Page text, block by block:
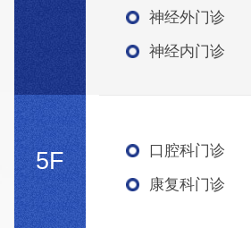
神经外门诊
神经内门诊
5F 口腔科门诊
康复科门诊